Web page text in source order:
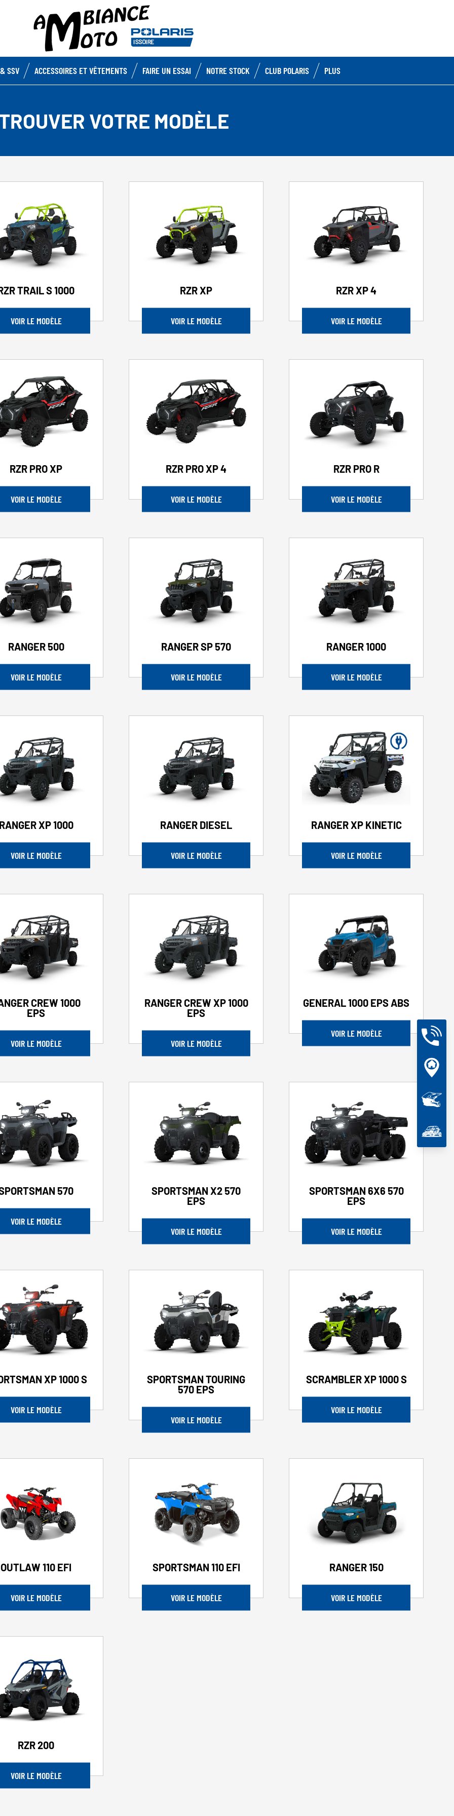
SSV ACCESSOIRES ET VÊTEMENTS FAIRE UN ESSAI NOTRE STOCK CLUB POLARIS PLUS
VOTRE MODÈLE
TRAIL S 1000
VOIR LE MODÈLE
RZR XP
VOIR LE MODÈLE
RZR XP 4
VOIR LE MODÈLE
RZR PRO XP
VOIR LE MODÈLE
RZR PRO XP 4
VOIR LE MODÈLE
RZR PRO R
VOIR LE MODÈLE
RANGER 500
VOIR LE MODÈLE
RANGER SP 570
VOIR LE MODÈLE
RANGER 1000
VOIR LE MODÈLE
XP 1000
VOIR LE MODÈLE
RANGER DIESEL
VOIR LE MODÈLE
RANGER XP KINETIC
VOIR LE MODÈLE
CREW 1000
EPS
VOIR LE MODÈLE
RANGER CREW XP 1000
EPS
VOIR LE MODÈLE
GENERAL 1000 EPS ABS
VOIR LE MODÈLE
570
VOIR LE MODÈLE
SPORTSMAN X2 570
EPS
VOIR LE MODÈLE
SPORTSMAN 6X6 570
EPS
VOIR LE MODÈLE
XP 1000 S
VOIR LE MODÈLE
SPORTSMAN TOURING
570 EPS
VOIR LE MODÈLE
SCRAMBLER XP 1000 S
VOIR LE MODÈLE
OUTLAW 110 EFI
VOIR LE MODÈLE
SPORTSMAN 110 EFI
VOIR LE MODÈLE
RANGER 150
VOIR LE MODÈLE
RZR 200
VOIR LE MODÈLE